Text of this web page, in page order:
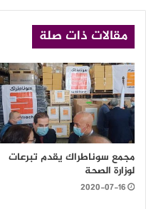
مقالات ذات صلة
مجمع سوناطراك يقدم تبرعات
لوزارة الصحة
2020-07-16